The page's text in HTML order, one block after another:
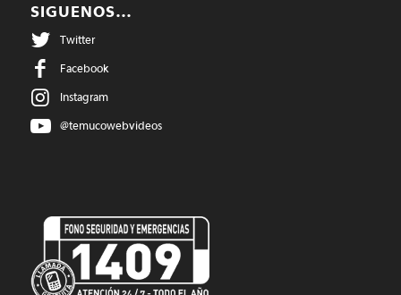
SIGUENOS…
Twitter
Facebook
Instagram
@temucowebvideos